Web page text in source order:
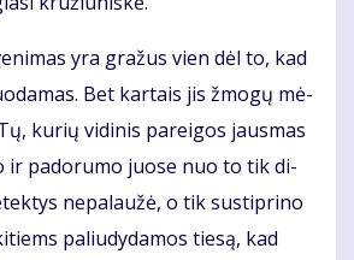
yra gra­žus vien dėl to, kad
Bet kar­tais jis žmo­gų mė­
ku­rių vi­di­nis pa­rei­gos jaus­mas
ir pa­do­ru­mo juo­se nuo to tik di­
ne­pa­lau­žė, o tik su­stip­ri­no
pa­liu­dy­da­mos tie­są, kad